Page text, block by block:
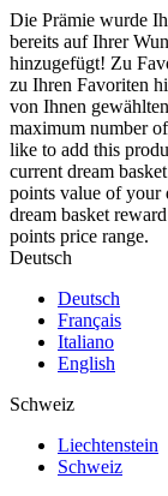
Die Prämie wurde
bereits auf Ihrer
hinzugefügt! Zu
zu Ihren Favoriten
von Ihnen
maximum number
like to add this
current dream
points value of your
dream basket
points price range.
Deutsch
Deutsch
Français
Italiano
English
Schweiz
Liechtenstein
Schweiz